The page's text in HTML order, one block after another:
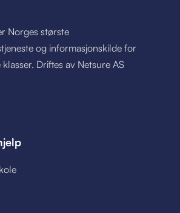
Norges største
og informasjonskilde for
Driftes av Netsure AS